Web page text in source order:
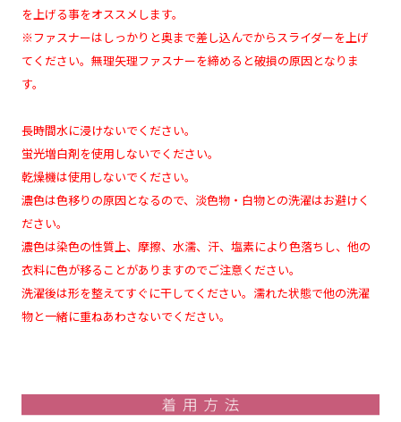
を上げる事をオススメします。
※ファスナーはしっかりと奥まで差し込んでからスライダーを上げ
てください。無理矢理ファスナーを締めると破損の原因となりま
す。
長時間水に浸けないでください。
蛍光増白剤を使用しないでください。
乾燥機は使用しないでください。
濃色は色移りの原因となるので、淡色物・白物との洗濯はお避けく
ださい。
濃色は染色の性質上、摩擦、水濡、汗、塩素により色落ちし、他の
衣料に色が移ることがありますのでご注意ください。
洗濯後は形を整えてすぐに干してください。濡れた状態で他の洗濯
物と一緒に重ねあわさないでください。